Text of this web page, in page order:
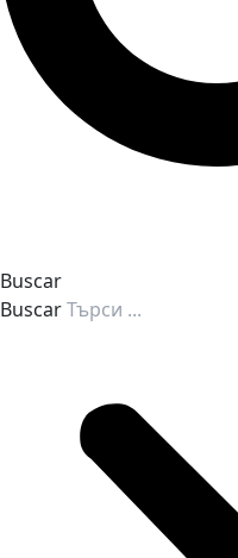
Buscar
Buscar